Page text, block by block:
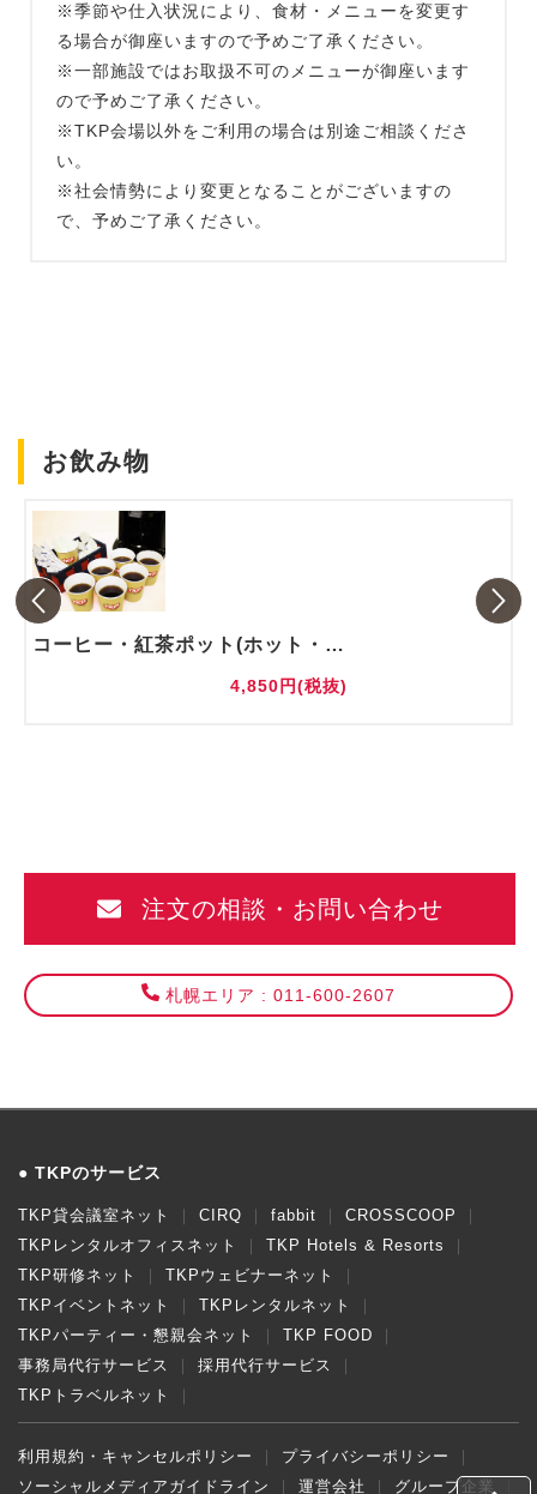
※季節や仕入状況により、食材・メニューを変更す
る場合が御座いますので予めご了承ください。
※一部施設ではお取扱不可のメニューが御座います
ので予めご了承ください。
※TKP会場以外をご利用の場合は別途ご相談くださ
い。
※社会情勢により変更となることがございますの
で、予めご了承ください。
お飲み物
コーヒー・紅茶ポット(ホット・アイス)
4,850円(税抜)
注文の相談・お問い合わせ
札幌エリア : 011-600-2607
TKPのサービス
TKP貸会議室ネット CIRQ fabbit
CROSSCOOP
TKPレンタルオフィスネット
TKP Hotels & Resorts
TKP研修ネット
TKPウェビナーネット
TKPイベントネット
TKPレンタルネット
TKPパーティー・懇親会ネット
TKP FOOD
事務局代行サービス
採用代行サービス
TKPトラベルネット
利用規約・キャンセルポリシー
プライバシーポリシー
ソーシャルメディアガイドライン
運営会社 グループ企業